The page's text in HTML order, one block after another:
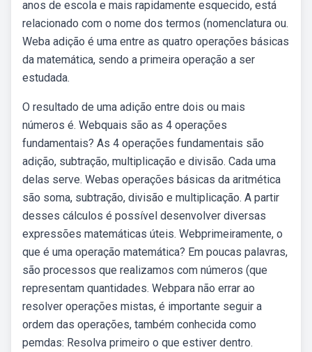
anos de escola e mais rapidamente esquecido, está
relacionado com o nome dos termos (nomenclatura ou.
Weba adição é uma entre as quatro operações básicas
da matemática, sendo a primeira operação a ser
estudada.
O resultado de uma adição entre dois ou mais
números é. Webquais são as 4 operações
fundamentais? As 4 operações fundamentais são
adição, subtração, multiplicação e divisão. Cada uma
delas serve. Webas operações básicas da aritmética
são soma, subtração, divisão e multiplicação. A partir
desses cálculos é possível desenvolver diversas
expressões matemáticas úteis. Webprimeiramente, o
que é uma operação matemática? Em poucas palavras,
são processos que realizamos com números (que
representam quantidades. Webpara não errar ao
resolver operações mistas, é importante seguir a
ordem das operações, também conhecida como
pemdas: Resolva primeiro o que estiver dentro.